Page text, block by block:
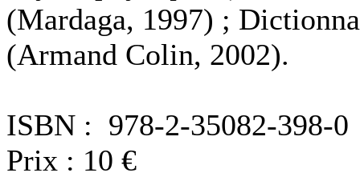
(Mardaga, 1997) ;
(Armand Colin, 2002).
ISBN : 978-2-35082-398-
Prix : 10 €